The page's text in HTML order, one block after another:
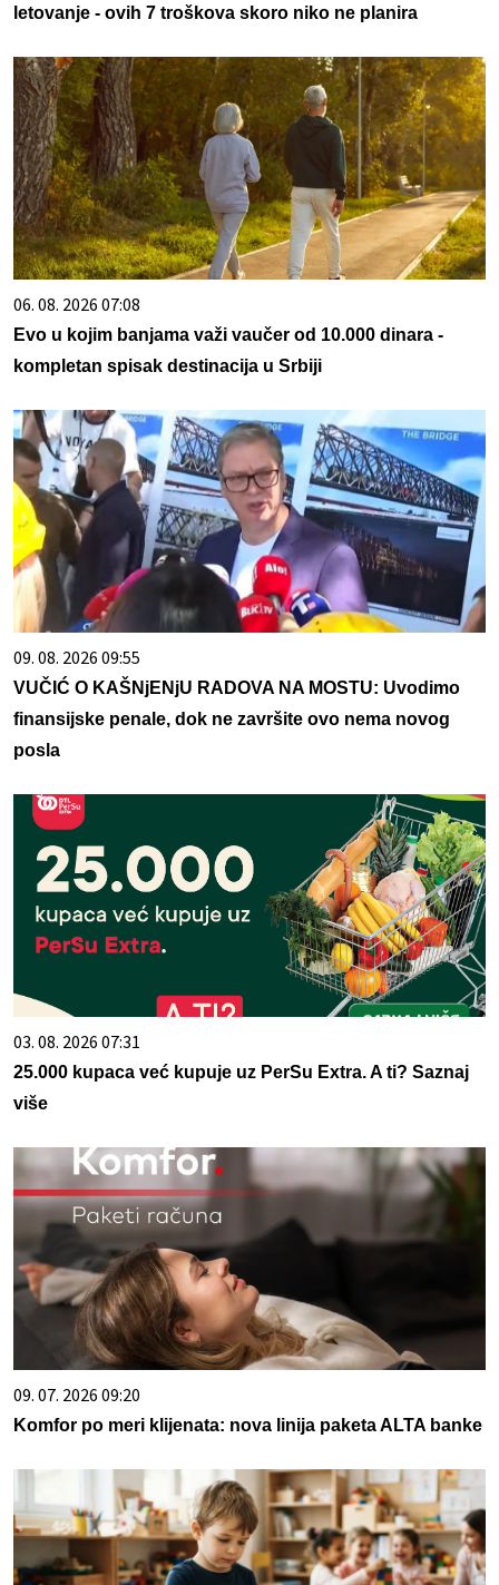
letovanje - ovih 7 troškova skoro niko ne planira
06. 08. 2026 07:08
Evo u kojim banjama važi vaučer od 10.000 dinara -
kompletan spisak destinacija u Srbiji
09. 08. 2026 09:55
VUČIĆ O KAŠNjENjU RADOVA NA MOSTU: Uvodimo
finansijske penale, dok ne završite ovo nema novog
posla
03. 08. 2026 07:31
25.000 kupaca već kupuje uz PerSu Extra. A ti? Saznaj
više
09. 07. 2026 09:20
Komfor po meri klijenata: nova linija paketa ALTA banke